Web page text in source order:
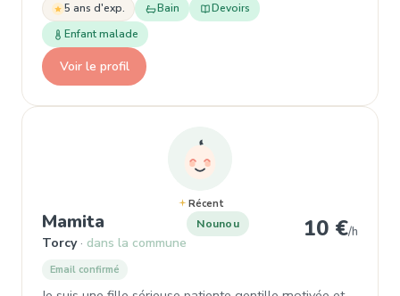
5 ans d'exp. Bain
Devoirs
Enfant malade
Voir le profil
Récent
Mamita , Nounou à Torcy
Torcy dans la commune
Nounou 10 €/h
Email confirmé